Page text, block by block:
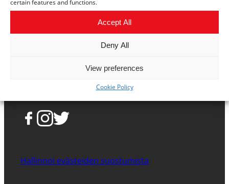
certain features and functions.
Accept All
Deny All
View preferences
Cookie Policy
Hallinnoi evästeiden suostumista